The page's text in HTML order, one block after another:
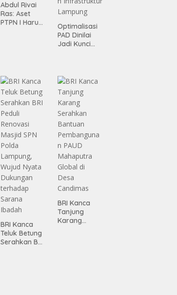
Abdul Rivai
Ras: Aset
PTPN I Harus
Optimalisasi
PAD Dinilai
Jadi Kunci
Infrastruktur
Lampung
BRI Kanca
Teluk Betung
Serahkan BRI
BRI Kanca
Tanjung
Karang